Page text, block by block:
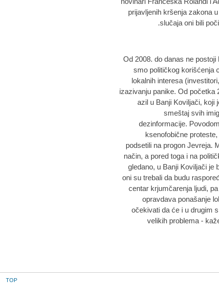
prijavljenih kršenja zakona
slučaja oni bili
- Od 2008. do danas ne
smo političkog korišćenja
lokalnih interesa
izazivanju panike. Od početka
azil u Banji Koviljači, koji
smeštaj svih
dezinformacije.
ksenofobične
podsetili na progon Jevreja.
način, a pored toga i na
gledano, u Banji Koviljači je
oni su trebali da budu
centar krjumčarenja ljudi,
opravdava ponašanje
očekivati da će i u drugim
velikih problema -
TOP